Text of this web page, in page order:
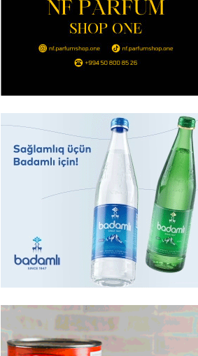
Sabah Bakıda yağış yağacaq
05.08.2026 - 13:30
Britaniyaya gedirmiş
05.08.2026 - 13:15
Rusiyada neft emalı zavodunda yanğın:
“Başneft-Ufaneftexim” dron
hücumundan sonra alovlanıb
05.08.2026 99
yaxşı hazırlaşıb
05.08.2026 - 12:45